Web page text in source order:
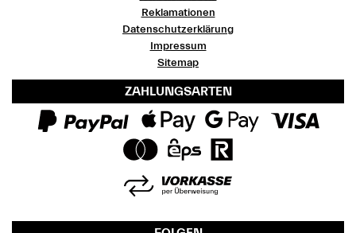
Reklamationen
Datenschutzerklärung
Impressum
Sitemap
ZAHLUNGSARTEN